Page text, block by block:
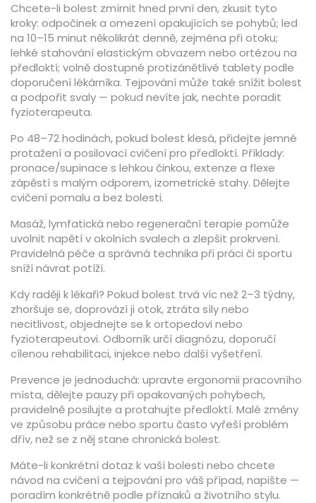
Chcete-li bolest zmírnit hned první den, zkusit tyto
kroky: odpočinek a omezení opakujících se pohybů; led
na 10–15 minut několikrát denně, zejména při otoku;
lehké stahování elastickým obvazem nebo ortézou na
předloktí; volně dostupné protizánětlivé tablety podle
doporučení lékárníka. Tejpování může také snížit bolest
a podpořit svaly — pokud nevíte jak, nechte poradit
fyzioterapeuta.
Po 48–72 hodinách, pokud bolest klesá, přidejte jemné
protažení a posilovací cvičení pro předloktí. Příklady:
pronace/supinace s lehkou činkou, extenze a flexe
zápěstí s malým odporem, izometrické stahy. Dělejte
cvičení pomalu a bez bolesti.
Masáž, lymfatická nebo regenerační terapie pomůže
uvolnit napětí v okolních svalech a zlepšit prokrvení.
Pravidelná péče a správná technika při práci či sportu
sníží návrat potíží.
Kdy raději k lékaři? Pokud bolest trvá víc než 2–3 týdny,
zhoršuje se, doprovází ji otok, ztráta síly nebo
necitlivost, objednejte se k ortopedovi nebo
fyzioterapeutovi. Odborník určí diagnózu, doporučí
cílenou rehabilitaci, injekce nebo další vyšetření.
Prevence je jednoduchá: upravte ergonomii pracovního
místa, dělejte pauzy při opakovaných pohybech,
pravidelně posilujte a protahujte předloktí. Malé změny
ve způsobu práce nebo sportu často vyřeší problém
dřív, než se z něj stane chronická bolest.
Máte-li konkrétní dotaz k vaší bolesti nebo chcete
návod na cvičení a tejpování pro váš případ, napište —
poradím konkrétně podle příznaků a životního stylu.